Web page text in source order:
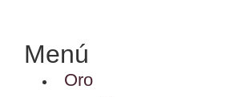
Menú
Oro